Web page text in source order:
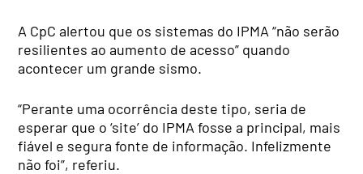
A CpC alertou que os sistemas do IPMA “não serão
resilientes ao aumento de acesso” quando
acontecer um grande sismo.
“Perante uma ocorrência deste tipo, seria de
esperar que o ‘site’ do IPMA fosse a principal, mais
fiável e segura fonte de informação. Infelizmente
não foi”, referiu.